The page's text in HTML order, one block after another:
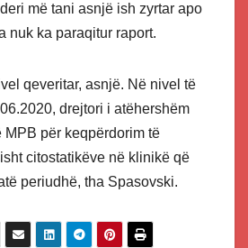
më tani asnjë ish zyrtar apo
nuk ka paraqitur raport.
qeveritar, asnjë. Në nivel të
drejtori i atëhershëm
MPB për keqpërdorim të
citostatikëve në klinikë që
periudhë, tha Spasovski.